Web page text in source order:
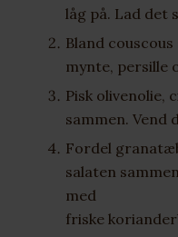
låg på. Lad det
Bland
mynte, persille
Pisk olivenolie,
sammen. Vend
Fordel
salaten
med
friske